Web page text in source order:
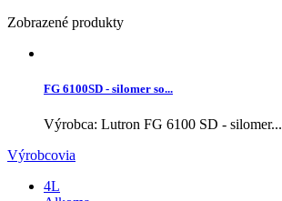
Zobrazené produkty
FG 6100SD - silomer so...
Výrobca: Lutron FG 6100 SD - silomer...
Výrobcovia
4L